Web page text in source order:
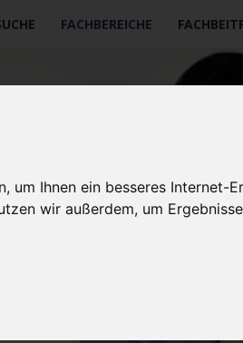
Ihnen ein besseres Internet-
wir außerdem, um
FACHBEREICHE